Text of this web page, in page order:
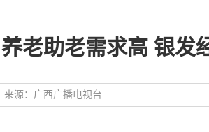
老助老需求高 银发
来源： 广西广播电视台